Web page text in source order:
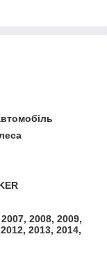
2008, 2009,
2013, 2014,